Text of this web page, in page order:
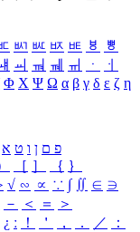
ㅴ ㅵ ㅶ ㅷ ㅸ
ㅹ
ㆉ ㆊ ㆋ ㆌ ㆍ
ㆎ
Φ Χ Ψ Ω α β γ δ ε ζ η
פ ם ן ו ט א
［ ］ ｛ ｝
√ ∽ ∝ ∵ ∫ ∬ ∈ ∋
－ ＜ ＝
＞
¿ ː ！ ＇ ， ． ／
：